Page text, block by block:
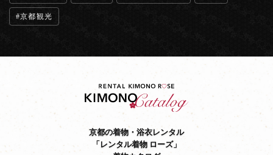
京都観光
京都の着物・浴衣レンタル
「レンタル着物 ローズ」